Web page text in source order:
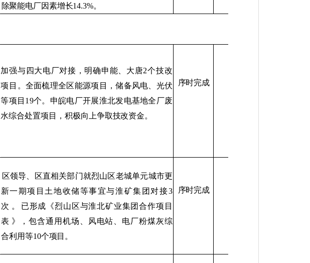
除聚能电厂因素增长14.3%。
加强与四大电厂对接，明确申能、大唐2个技改
项 目。全面梳理全区能源项目，储备风电、光伏
等项目 19个。 申皖电厂开展淮北发电基地全厂废
水综合处置项目，积极向上争取技改资金。
序时完成
区领导、区直相关部门就烈山区老城单元城市更
新一期项目土地收储等事宜与淮矿集团对接3
次 。 已形成《烈山 区与淮北矿业集团合作项目
表 》，包含通用机场、风电站、电厂粉煤灰综
合利 用等10个项目。
序时完成